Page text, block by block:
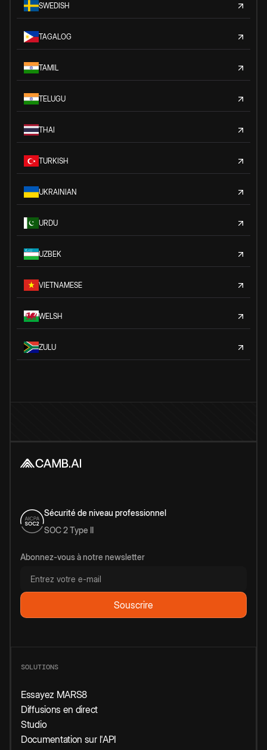
SWEDISH
TAGALOG
TAMIL
TELUGU
THAI
TURKISH
UKRAINIAN
URDU
UZBEK
VIETNAMESE
WELSH
ZULU
Sécurité de niveau professionnel
SOC 2 Type II
Abonnez-vous à notre newsletter
SOLUTIONS
Essayez MARS8
Diffusions en direct
Studio
Documentation sur l'API